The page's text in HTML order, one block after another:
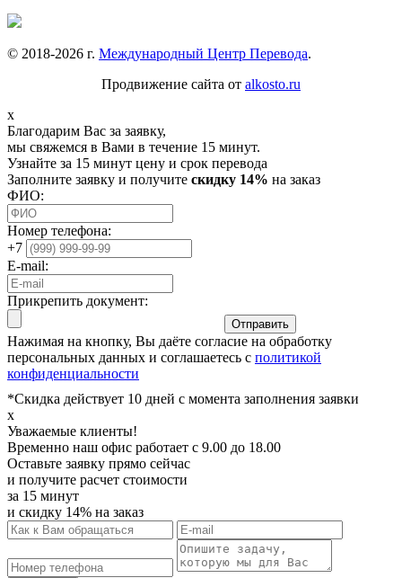
© 2018-2026 г. Международный Центр Перевода.
Продвижение сайта от alkosto.ru
x
Благодарим Вас за заявку,
мы свяжемся в Вами в течение 15 минут.
Узнайте за 15 минут цену и срок перевода
Заполните заявку и получите скидку 14% на заказ
ФИО:
Номер телефона:
+7
E-mail:
Прикрепить документ:
Отправить
Нажимая на кнопку, Вы даёте согласие на обработку
персональных данных и соглашаетесь с политикой
конфиденциальности
*Скидка действует 10 дней с момента заполнения заявки
x
Уважаемые клиенты!
Временно наш офис работает с 9.00 до 18.00
Оставьте заявку прямо сейчас
и получите расчет стоимости
за 15 минут
и скидку 14% на заказ